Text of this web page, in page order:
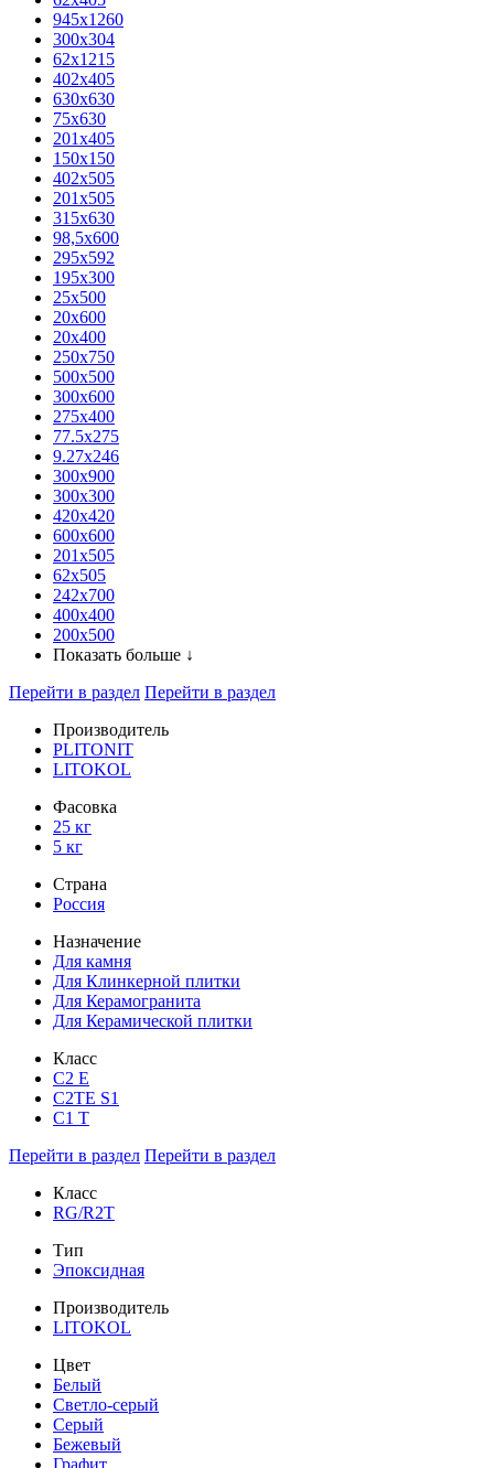
945x1260
300x304
62x1215
402x405
630x630
75x630
201x405
150x150
402x505
201x505
315x630
98,5х600
295x592
195х300
25x500
20х600
20х400
250x750
500x500
300x600
275x400
77.5х275
9.27x246
300x900
300x300
420х420
600х600
201х505
62х505
242х700
400х400
200х500
Показать больше ↓
Перейти в раздел Перейти в раздел
Производитель
PLITONIT
LITOKOL
Фасовка
25 кг
5 кг
Страна
Россия
Назначение
Для камня
Для Клинкерной плитки
Для Керамогранита
Для Керамической плитки
Класс
С2 Е
C2TE S1
C1 T
Перейти в раздел Перейти в раздел
Класс
RG/R2T
Тип
Эпоксидная
Производитель
LITOKOL
Цвет
Белый
Светло-серый
Серый
Бежевый
Графит